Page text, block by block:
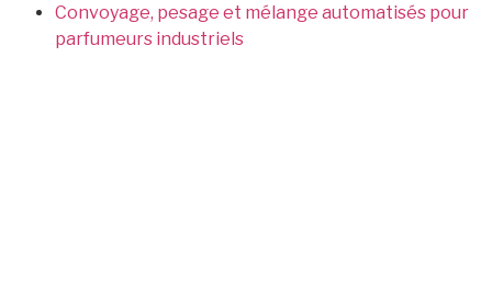
Convoyage, pesage et mélange automatisés pour
parfumeurs industriels